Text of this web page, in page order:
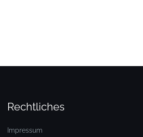
Rechtliches
Impressum